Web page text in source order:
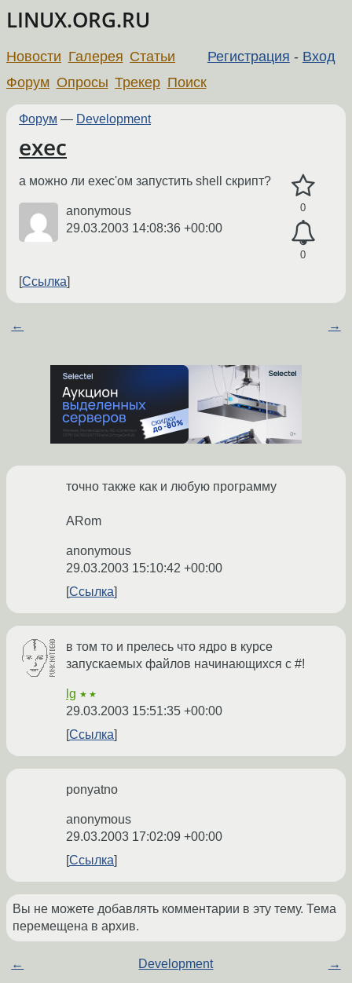
LINUX.ORG.RU
Регистрация - Вход
Новости Галерея Статьи
Форум Опросы Трекер Поиск
Форум — Development
exec
0
0
а можно ли exec'ом запустить shell скрипт?
anonymous
29.03.2003 14:08:36 +00:00
Ссылка
← →
точно также как и любую программу
ARom
anonymous
29.03.2003 15:10:42 +00:00
Ссылка
в том то и прелесь что ядро в курсе
запускаемых файлов начинающихся с #!
lg ★★
29.03.2003 15:51:35 +00:00
Ссылка
ponyatno
anonymous
29.03.2003 17:02:09 +00:00
Ссылка
Вы не можете добавлять комментарии в эту тему. Тема
перемещена в архив.
← Development →